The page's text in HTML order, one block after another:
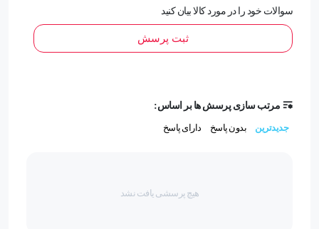
کلیدهای اختصاصی مدیا
دارد
دارای 7 کلید برای پخش/توقف، قبلی، بعدی و نظیم صدا
سوالات خود را در مورد کالا بیان کنید
ثبت پرسش
مرتب سازی پرسش ها بر اساس:
جدیدترین بدون پاسخ دارای پاسخ
هیچ پرسشی یافت نشد